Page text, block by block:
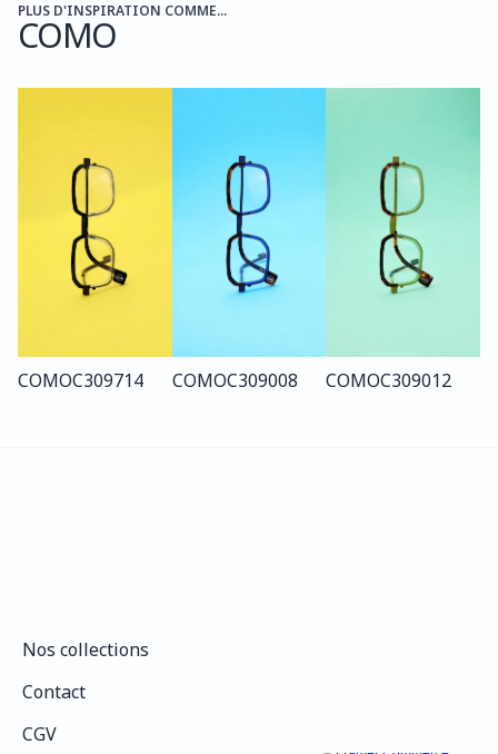
PLUS D'INSPIRATION COMME...
COMO
COMOC309714 COMOC309008 COMOC309012
Nos collections
Contact
CGV